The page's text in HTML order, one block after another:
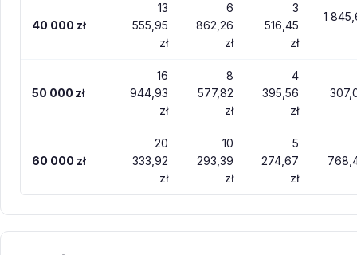
40 000 zł
13
555,95
zł
6
862,26
zł
3
516,45
zł
1
50 000 zł
16
944,93
zł
8
577,82
zł
4
395,56
zł
60 000 zł
20
333,92
zł
10
293,39
zł
5
274,67
zł